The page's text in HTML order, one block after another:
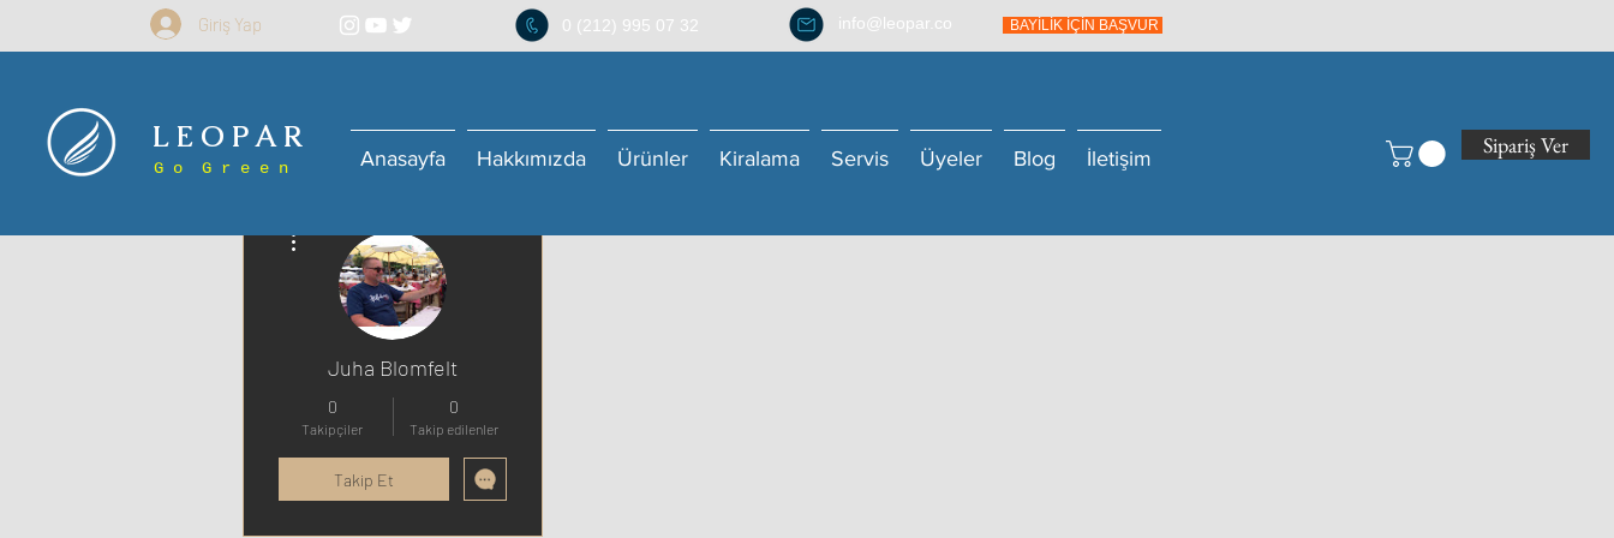
Giriş Yap 0 (212) 995 07 32 info@leopar.co BAYİLİK İÇİN BAŞVUR
L E O P A R
G o G r e e n Anasayfa Hakkımızda Ürünler Kiralama Servis Üyeler Blog İletişim Sipariş Ver
Juha Blomfelt
0
Takipçiler
0
Takip edilenler
Takip Et